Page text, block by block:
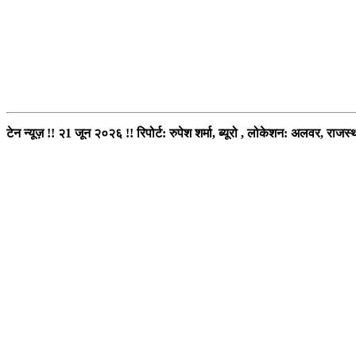
टेन न्यूज़ !! २1 जून २०२६ !! रिपोर्ट: रुपेश शर्मा, ब्यूरो ,लोकेशन: अलवर,